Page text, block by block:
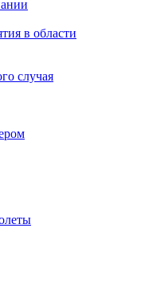
в области
случая